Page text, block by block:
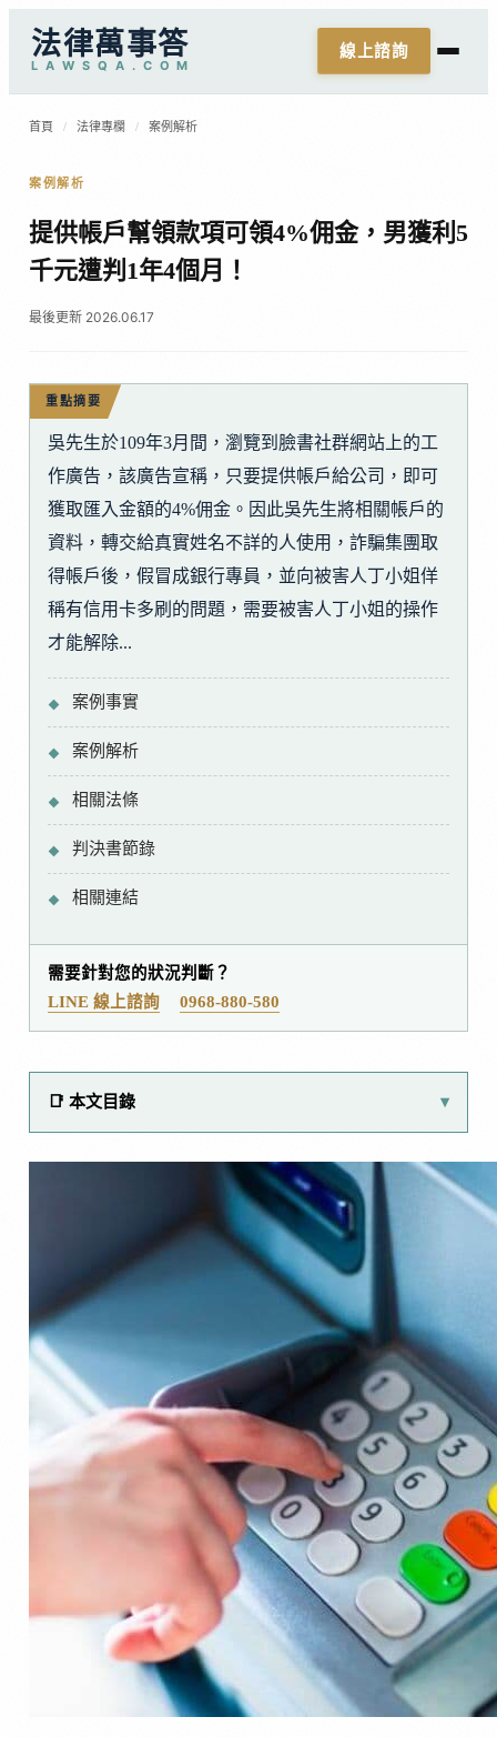
法律萬事答
L A W S Q A . C O M
線上諮詢
首頁 / 法律專欄 / 案例解析
案例解析
提供帳戶幫領款項可領4%佣金，男獲利5
千元遭判1年4個月！
最後更新 2026.06.17
重點摘要
吳先生於109年3月間，瀏覽到臉書社群網站上的工
作廣告，該廣告宣稱，只要提供帳戶給公司，即可
獲取匯入金額的4%佣金。因此吳先生將相關帳戶的
資料，轉交給真實姓名不詳的人使用，詐騙集團取
得帳戶後，假冒成銀行專員，並向被害人丁小姐佯
稱有信用卡多刷的問題，需要被害人丁小姐的操作
才能解除...
案例事實
案例解析
相關法條
判決書節錄
相關連結
需要針對您的狀況判斷？
LINE 線上諮詢
0968-880-580
📑 本文目錄